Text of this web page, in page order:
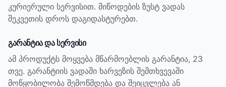
კურიერული სერვისით. მიწოდების ზუსტ ვადას
შეკვეთის დროს დაგიდასტურებთ.
გარანტია და სერვისი
ამ პროდუქტს მოყვება მწარმოებლის გარანტია, 23
თვე. გარანტიის ვადაში ხარვეზის შემთხვევაში
მოწყობილობა შემოწმდება და შეიცვლება ან